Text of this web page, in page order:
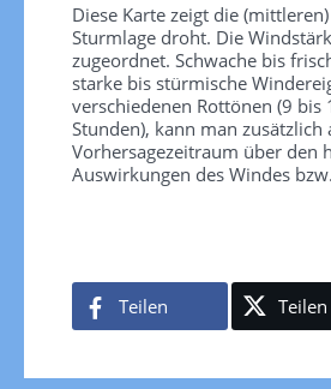
Diese Karte zeigt die
Sturmlage droht. Die
zugeordnet. Schwache bis
starke bis stürmische
verschiedenen Rottönen (9
Stunden), kann man
Vorhersagezeitraum über den
Auswirkungen des Windes
Teilen Teilen